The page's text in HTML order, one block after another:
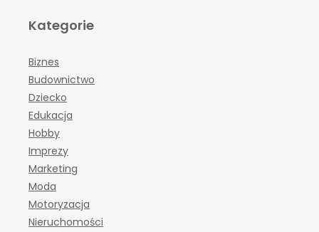
Kategorie
Biznes
Budownictwo
Dziecko
Edukacja
Hobby
Imprezy
Marketing
Moda
Motoryzacja
Nieruchomości